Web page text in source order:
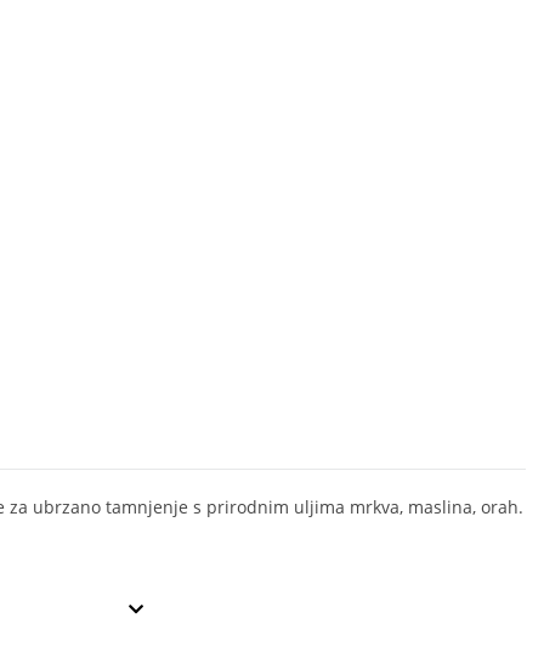
za ubrzano tamnjenje s prirodnim uljima mrkva, maslina, orah.